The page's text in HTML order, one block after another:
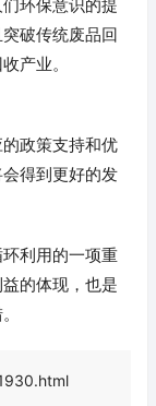
环保意识的提
破传统废品回
产业。
政策支持和优
得到更好的发
利用的一项重
的体现，也是